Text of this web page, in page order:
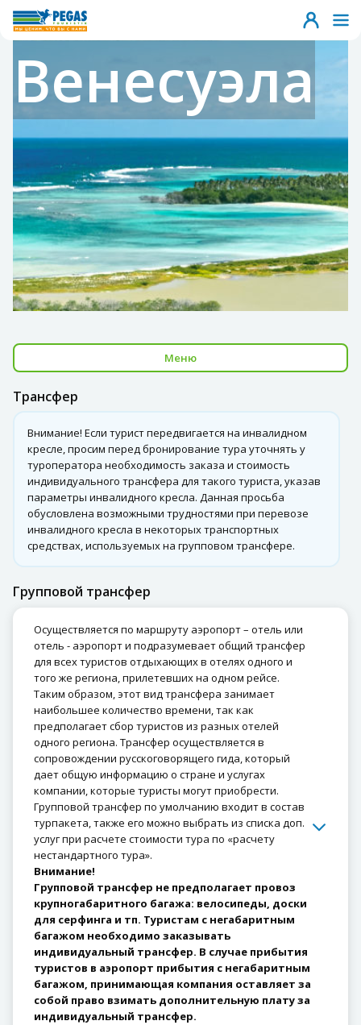
Венесуэла
Меню
Трансфер
Внимание! Если турист передвигается на инвалидном
кресле, просим перед бронирование тура уточнять у
туроператора необходимость заказа и стоимость
индивидуального трансфера для такого туриста, указав
параметры инвалидного кресла. Данная просьба
обусловлена возможными трудностями при перевозе
инвалидного кресла в некоторых транспортных
средствах, используемых на групповом трансфере.
Групповой трансфер
Осуществляется по маршруту аэропорт – отель или
отель - аэропорт и подразумевает общий трансфер
для всех туристов отдыхающих в отелях одного и
того же региона, прилетевших на одном рейсе.
Таким образом, этот вид трансфера занимает
наибольшее количество времени, так как
предполагает сбор туристов из разных отелей
одного региона. Трансфер осуществляется в
сопровождении русскоговорящего гида, который
дает общую информацию о стране и услугах
компании, которые туристы могут приобрести.
Групповой трансфер по умолчанию входит в состав
турпакета, также его можно выбрать из списка доп.
услуг при расчете стоимости тура по «расчету
нестандартного тура».
Внимание!
Групповой трансфер не предполагает провоз
крупногабаритного багажа: велосипеды, доски
для серфинга и тп. Туристам с негабаритным
багажом необходимо заказывать
индивидуальный трансфер. В случае прибытия
туристов в аэропорт прибытия с негабаритным
багажом, принимающая компания оставляет за
собой право взимать дополнительную плату за
индивидуальный трансфер.